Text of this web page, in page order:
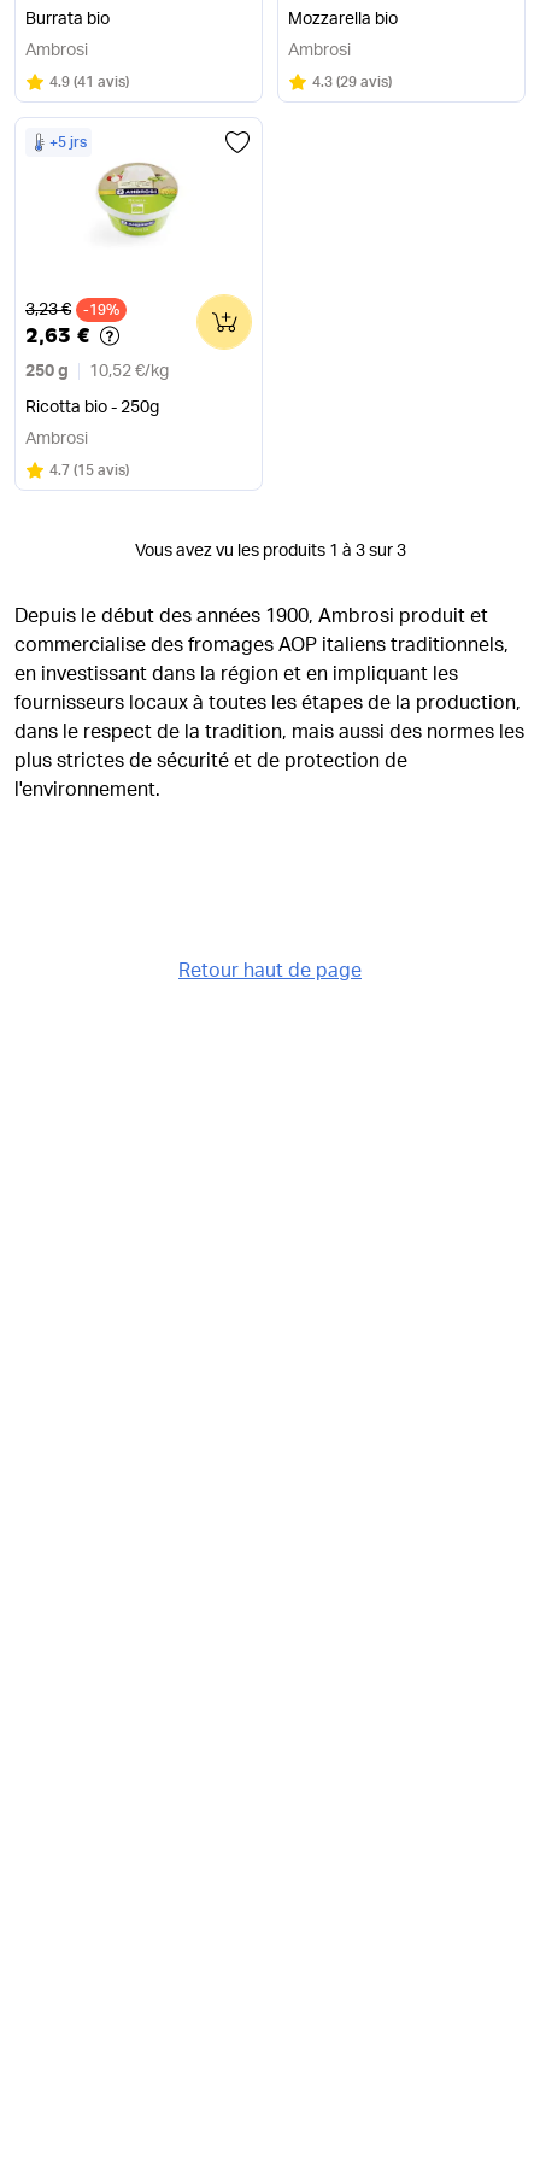
Retour haut de page
Burrata bio
Ambrosi
Note
4.9 sur 5
(41 avis)
Mozzarella bio
Ambrosi
Note
4.3 sur 5
(29 avis)
+5 jrs
Ancien prix
3,23 € -19%
2,63 €
250 g 10,52 €/ kg
Ricotta bio - 250g
0
Ambrosi
Note
4.7 sur 5
(15 avis)
Vous avez vu les produits 1 à 3 sur 3
Depuis le début des années 1900, Ambrosi produit et
commercialise des fromages AOP italiens traditionnels,
en investissant dans la région et en impliquant les
fournisseurs locaux à toutes les étapes de la production,
dans le respect de la tradition, mais aussi des normes les
plus strictes de sécurité et de protection de
l'environnement.